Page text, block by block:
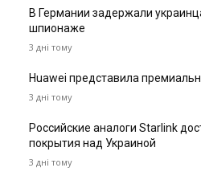
В Германии задержали
шпионаже
3 дні тому
Huawei представила
3 дні тому
Российские аналоги Starlink
покрытия над Украиной
3 дні тому